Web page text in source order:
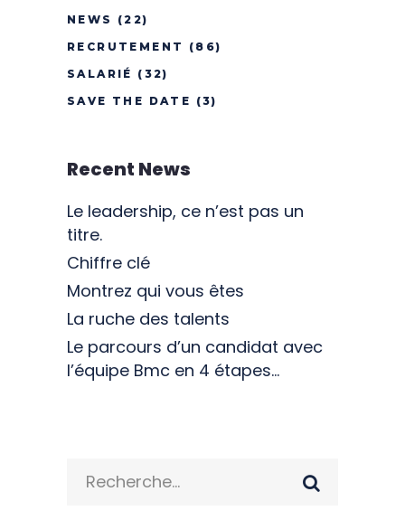
NEWS
(22)
RECRUTEMENT
(86)
SALARIÉ (32)
SAVE THE DATE (3)
Recent News
Le leadership, ce n’est pas un
titre.
Chiffre clé
Montrez qui vous êtes
La ruche des talents
Le parcours d’un candidat avec
l’équipe Bmc en 4 étapes…
for: